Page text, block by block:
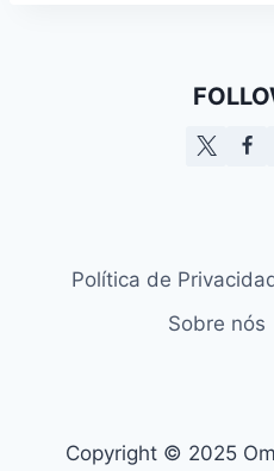
Política de
Sobre nós
Copyright © 2025